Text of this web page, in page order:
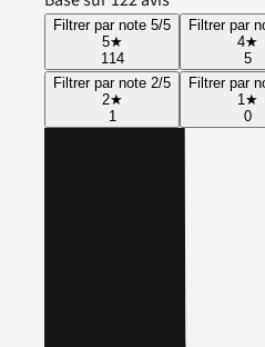
Filtrer par note 5/5
5★
114
Filtrer par
4★
5
Filtrer par note 2/5
2★
1
Filtrer par
1 ★
0